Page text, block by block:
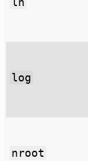
log
nroot